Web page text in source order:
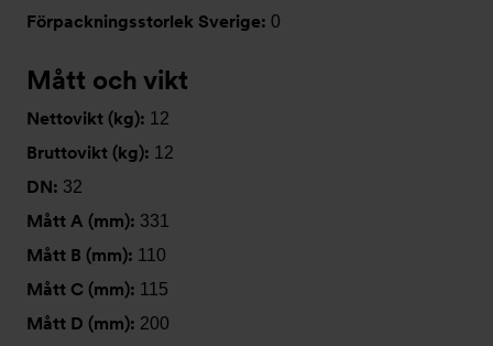
Förpackningsstorlek Sverige: 0
Mått och vikt
Nettovikt (kg): 12
Bruttovikt (kg): 12
DN: 32
Mått A (mm): 331
Mått B (mm): 110
Mått C (mm): 115
Mått D (mm): 200